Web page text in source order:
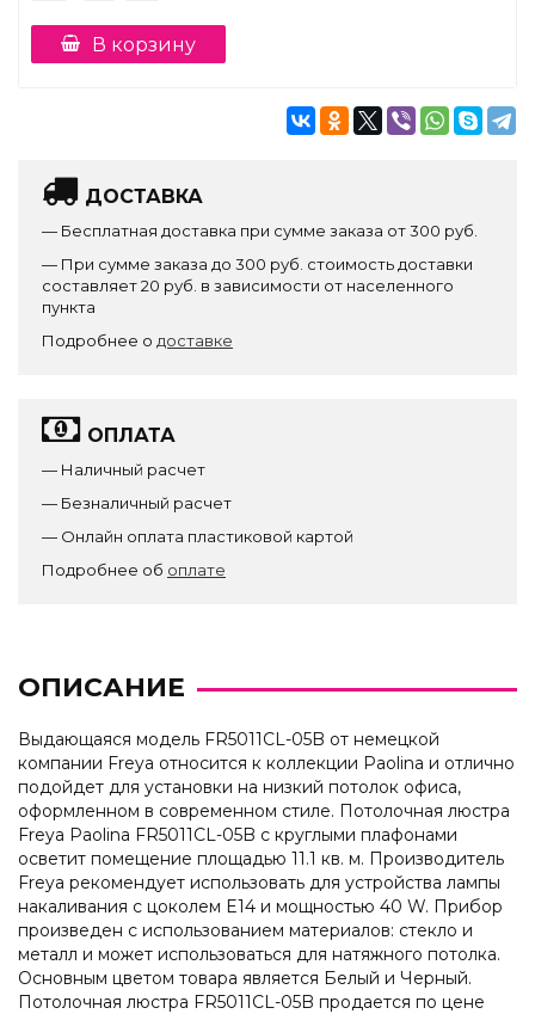
В корзину
ДОСТАВКА
— Бесплатная доставка при сумме заказа от 300 руб.
— При сумме заказа до 300 руб. стоимость доставки
составляет 20 руб. в зависимости от населенного
пункта
Подробнее о доставке
ОПЛАТА
— Наличный расчет
— Безналичный расчет
— Онлайн оплата пластиковой картой
Подробнее об оплате
ОПИСАНИЕ
Выдающаяся модель FR5011CL-05B от немецкой
компании Freya относится к коллекции Paolina и отлично
подойдет для установки на низкий потолок офиса,
оформленном в современном стиле. Потолочная люстра
Freya Paolina FR5011CL-05B с круглыми плафонами
осветит помещение площадью 11.1 кв. м. Производитель
Freya рекомендует использовать для устройства лампы
накаливания с цоколем E14 и мощностью 40 W. Прибор
произведен с использованием материалов: стекло и
металл и может использоваться для натяжного потолка.
Основным цветом товара является Белый и Черный.
Потолочная люстра FR5011CL-05B продается по цене